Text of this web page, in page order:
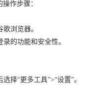
作步骤：
浏览器。
的功能和安全性。
择“更多工具”>“设置”。